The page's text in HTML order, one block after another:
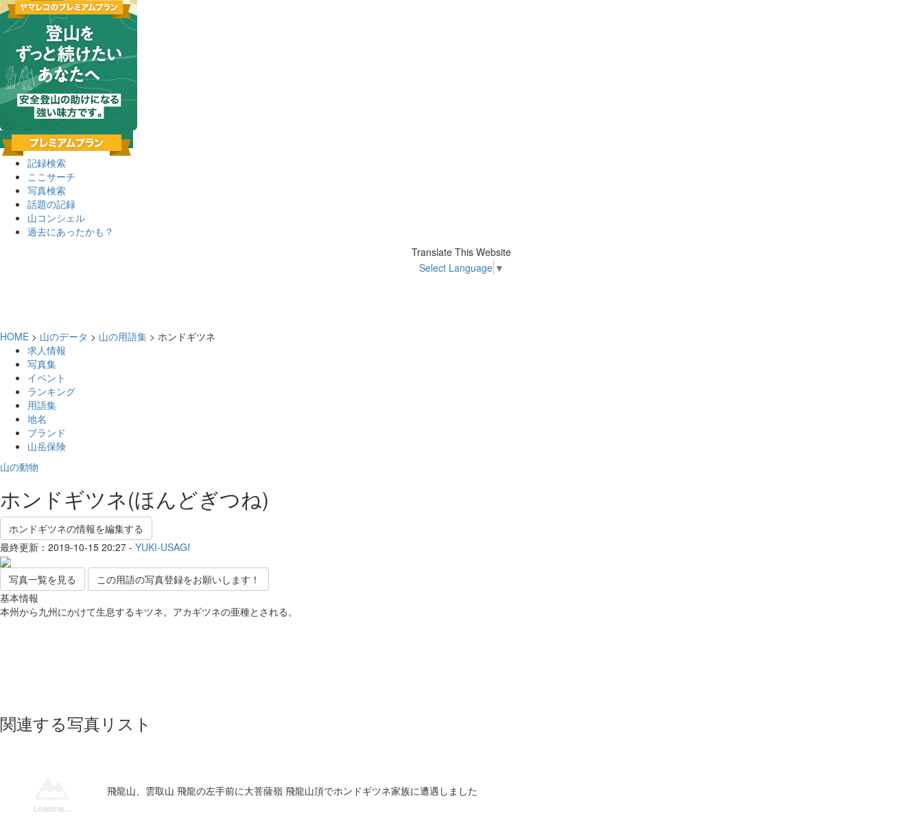
記録検索
ここサーチ
写真検索
話題の記録
山コンシェル
過去にあったかも？
Translate This Website
Select Language ▼
HOME > 山のデータ > 山の用語集 > ホンドギツネ
求人情報
写真集
イベント
ランキング
用語集
地名
ブランド
山岳保険
山の動物
ホンドギツネ(ほんどぎつね)
ホンドギツネの情報を編集する
最終更新：2019-10-15 20:27 - YUKI-USAGI
写真一覧を見る
この用語の写真登録をお願いします！
基本情報
本州から九州にかけて生息するキツネ。アカギツネの亜種とされる。
関連する写真リスト
飛龍山、雲取山 飛龍の左手前に大菩薩嶺 飛龍山頂でホンドギツネ家族に遭遇しました